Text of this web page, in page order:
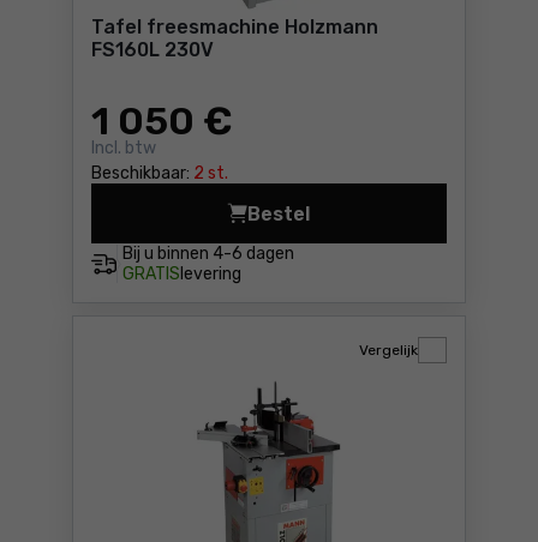
Tafel freesmachine Holzmann
FS160L 230V
1 050 €
Incl. btw
Beschikbaar: 2 st.
Bij u binnen 4-6 dagen
GRATIS levering
Bestel
Tafel freesmachine
Vergelijk